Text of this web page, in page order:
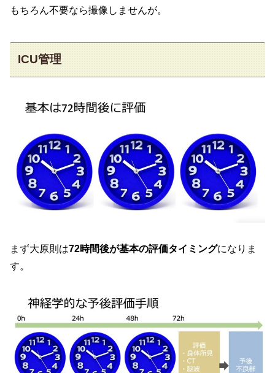
もちろん不要なら撮像しませんが。
ICU管理
まず大原則は72時間後が基本の評価タイミングになりま
す。